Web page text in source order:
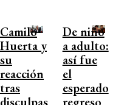
Camilo
Huerta y
su
reacción
tras
De niño
a adulto:
así fue
el
esperado